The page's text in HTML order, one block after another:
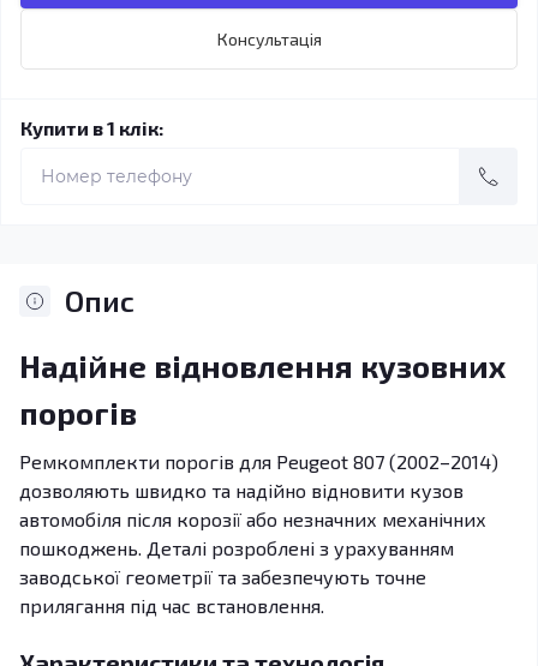
Консультація
Купити в 1 клік:
Опис
Надійне відновлення кузовних
порогів
Ремкомплекти порогів для Peugeot 807 (2002–2014)
дозволяють швидко та надійно відновити кузов
автомобіля після корозії або незначних механічних
пошкоджень. Деталі розроблені з урахуванням
заводської геометрії та забезпечують точне
прилягання під час встановлення.